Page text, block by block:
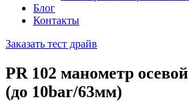
Блог
Контакты
Заказать тест драйв
PR 102 манометр
(до 10bar/63мм)